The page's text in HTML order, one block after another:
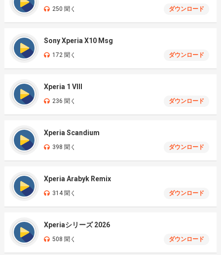
250 聞く ダウンロード
Sony Xperia X10 Msg
172 聞く ダウンロード
Xperia 1 VIII
236 聞く ダウンロード
Xperia Scandium
398 聞く ダウンロード
Xperia Arabyk Remix
314 聞く ダウンロード
Xperiaシリーズ 2026
508 聞く ダウンロード